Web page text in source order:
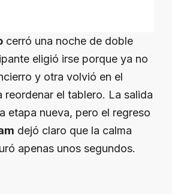
cerró una noche de doble
eligió irse porque ya no
y otra volvió en el
reordenar el tablero. La salida
etapa nueva, pero el regreso
dejó claro que la calma
apenas unos segundos.